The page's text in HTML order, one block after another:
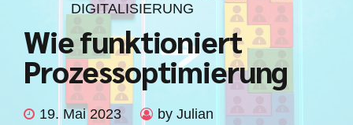
DIGITALISIERUNG
Wie funktioniert
Prozessoptimierung
19. Mai 2023 by Julian